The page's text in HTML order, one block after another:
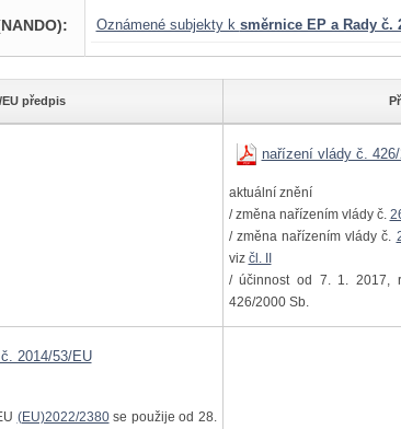
Oznámené subjekty k směrnice EP a Rady č.
EU předpis
nařízení vlády č.
aktuální znění
/ změna nařízením vlády č.
/ změna nařízením vlády č.
viz čl. II
/ účinnost od 7. 1. 2017,
426/2000 Sb.
2014/53/EU
(EU)2022/2380se použije od 28.